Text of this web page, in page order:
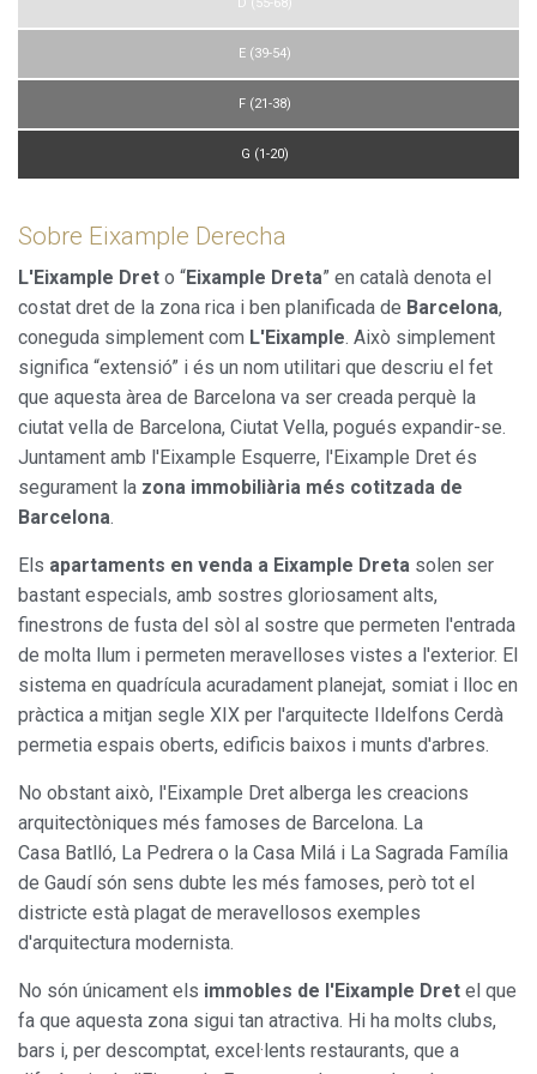
D (55-68)
E (39-54)
F (21-38)
G (1-20)
Sobre Eixample Derecha
L'Eixample Dret o “Eixample Dreta” en català denota el
costat dret de la zona rica i ben planificada de Barcelona,
coneguda simplement com L'Eixample. Això simplement
significa “extensió” i és un nom utilitari que descriu el fet
que aquesta àrea de Barcelona va ser creada perquè la
ciutat vella de Barcelona, Ciutat Vella, pogués expandir-se.
Juntament amb l'Eixample Esquerre, l'Eixample Dret és
segurament la zona immobiliària més cotitzada de
Barcelona.
Els apartaments en venda a Eixample Dreta solen ser
bastant especials, amb sostres gloriosament alts,
finestrons de fusta del sòl al sostre que permeten l'entrada
de molta llum i permeten meravelloses vistes a l'exterior. El
sistema en quadrícula acuradament planejat, somiat i lloc en
pràctica a mitjan segle XIX per l'arquitecte Ildelfons Cerdà
permetia espais oberts, edificis baixos i munts d'arbres.
No obstant això, l'Eixample Dret alberga les creacions
arquitectòniques més famoses de Barcelona. La
Casa Batlló, La Pedrera o la Casa Milá i La Sagrada Família
de Gaudí són sens dubte les més famoses, però tot el
districte està plagat de meravellosos exemples
d'arquitectura modernista.
No són únicament els immobles de l'Eixample Dret el que
fa que aquesta zona sigui tan atractiva. Hi ha molts clubs,
bars i, per descomptat, excel·lents restaurants, que a
funció de l'anàlisi de les dades d'ús que fan els usuaris del
servei. Permeten desar la informació de preferència de
l'usuari per millorar la qualitat dels nostres serveis i oferir
Marketing i publicitat
hàbits de navegació. Gràcies a elles, podem conèixer els
hàbits de navegació al lloc web i mostrar publicitat
relacionada amb el perfil de navegació de l'usuari.